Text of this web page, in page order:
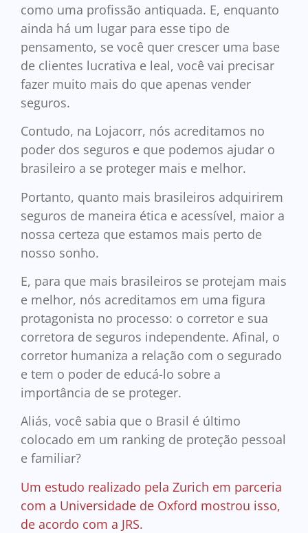
como uma profissão antiquada. E, enquanto
ainda há um lugar para esse tipo de
pensamento, se você quer crescer uma base
de clientes lucrativa e leal, você vai precisar
fazer muito mais do que apenas vender
seguros.
Contudo, na Lojacorr, nós acreditamos no
poder dos seguros e que podemos ajudar o
brasileiro a se proteger mais e melhor.
Portanto, quanto mais brasileiros adquirirem
seguros de maneira ética e acessível, maior a
nossa certeza que estamos mais perto de
nosso sonho.
E, para que mais brasileiros se protejam mais
e melhor, nós acreditamos em uma figura
protagonista no processo: o corretor e sua
corretora de seguros independente. Afinal, o
corretor humaniza a relação com o segurado
e tem o poder de educá-lo sobre a
importância de se proteger.
Aliás, você sabia que o Brasil é último
colocado em um ranking de proteção pessoal
e familiar?
Um estudo realizado pela Zurich em parceria
com a Universidade de Oxford mostrou isso,
de acordo com a JRS.